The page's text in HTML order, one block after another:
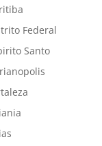
Federal
Santo